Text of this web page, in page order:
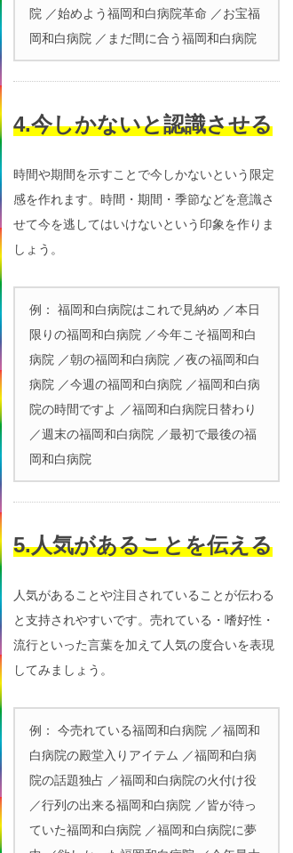
院 ／始めよう福岡和白病院革命 ／お宝福
岡和白病院 ／まだ間に合う福岡和白病院
4.今しかないと認識させる
時間や期間を示すことで今しかないという限定
感を作れます。時間・期間・季節などを意識さ
せて今を逃してはいけないという印象を作りま
しょう。
例： 福岡和白病院はこれで見納め ／本日
限りの福岡和白病院 ／今年こそ福岡和白
病院 ／朝の福岡和白病院 ／夜の福岡和白
病院 ／今週の福岡和白病院 ／福岡和白病
院の時間ですよ ／福岡和白病院日替わり
／週末の福岡和白病院 ／最初で最後の福
岡和白病院
5.人気があることを伝える
人気があることや注目されていることが伝わる
と支持されやすいです。売れている・嗜好性・
流行といった言葉を加えて人気の度合いを表現
してみましょう。
例： 今売れている福岡和白病院 ／福岡和
白病院の殿堂入りアイテム ／福岡和白病
院の話題独占 ／福岡和白病院の火付け役
／行列の出来る福岡和白病院 ／皆が待っ
ていた福岡和白病院 ／福岡和白病院に夢